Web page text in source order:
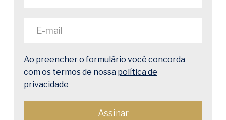
Ao preencher o formulário você concorda
com os termos de nossa política de
privacidade